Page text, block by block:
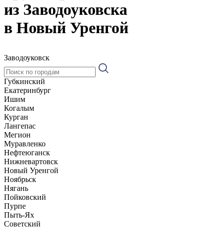
из Заводоуковска
в Новый Уренгой
Заводоуковск
Губкинский
Екатеринбург
Ишим
Когалым
Курган
Лангепас
Мегион
Муравленко
Нефтеюганск
Нижневартовск
Новый Уренгой
Ноябрьск
Нягань
Пойковский
Пурпе
Пыть-Ях
Советский